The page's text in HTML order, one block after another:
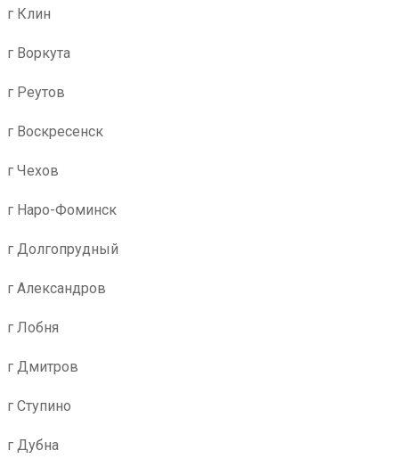
г Клин
г Воркута
г Реутов
г Воскресенск
г Чехов
г Наро-Фоминск
г Долгопрудный
г Александров
г Лобня
г Дмитров
г Ступино
г Дубна